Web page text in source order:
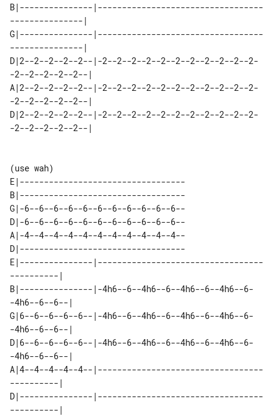
B|---------------|----------------------------------
---------------|
G|---------------|----------------------------------
---------------|
D|2--2--2--2--2--|-2--2--2--2--2--2--2--2--2--2--2-
-2--2--2--2--2--|
A|2--2--2--2--2--|-2--2--2--2--2--2--2--2--2--2--2-
-2--2--2--2--2--|
D|2--2--2--2--2--|-2--2--2--2--2--2--2--2--2--2--2-
(use wah)
E|----------------------------------
B|----------------------------------
G|-6--6--6--6--6--6--6--6--6--6--6--
D|-6--6--6--6--6--6--6--6--6--6--6--
A|-4--4--4--4--4--4--4--4--4--4--4--
D|----------------------------------
E|---------------|----------------------------------
----------|
B|---------------|-4h6--6--4h6--6--4h6--6--4h6--6-
-4h6--6--6--|
G|6--6--6--6--6--|-4h6--6--4h6--6--4h6--6--4h6--6-
-4h6--6--6--|
D|6--6--6--6--6--|-4h6--6--4h6--6--4h6--6--4h6--6-
-4h6--6--6--|
A|4--4--4--4--4--|----------------------------------
----------|
D|---------------|----------------------------------